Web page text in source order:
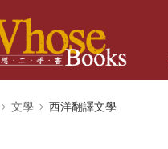
文學 西洋翻譯文學